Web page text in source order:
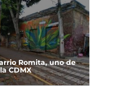
Romita, uno de
CDMX